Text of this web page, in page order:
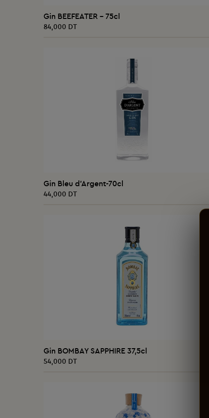
AJOUTER AU PANIER
Gin BEEFEATER - 75cl
84,000 DT
AJOUTER AU PANIER
Gin Bleu d'Argent-70cl
44,000 DT
AJOUTER AU PANIER
Gin BOMBAY SAPPHIRE 37,5cl
54,000 DT